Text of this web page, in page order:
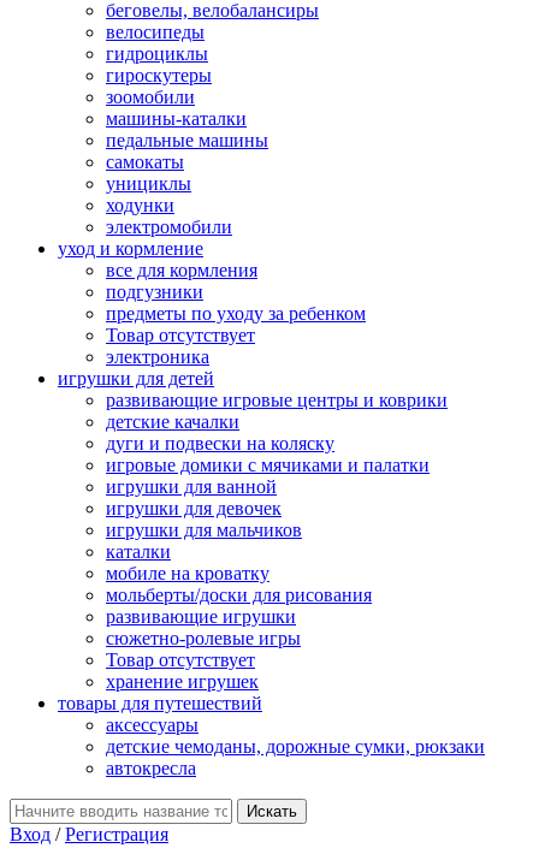
беговелы, велобалансиры
велосипеды
гидроциклы
гироскутеры
зоомобили
машины-каталки
педальные машины
самокаты
унициклы
ходунки
электромобили
уход и кормление
все для кормления
подгузники
предметы по уходу за ребенком
Товар отсутствует
электроника
игрушки для детей
развивающие игровые центры и коврики
детские качалки
дуги и подвески на коляску
игровые домики с мячиками и палатки
игрушки для ванной
игрушки для девочек
игрушки для мальчиков
каталки
мобиле на кроватку
мольберты/доски для рисования
развивающие игрушки
сюжетно-ролевые игры
Товар отсутствует
хранение игрушек
товары для путешествий
аксессуары
детские чемоданы, дорожные сумки, рюкзаки
автокресла
Вход /Регистрация